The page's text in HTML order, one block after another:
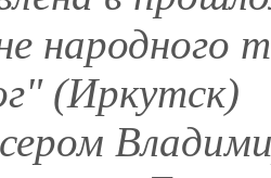
народного
(Иркутск)